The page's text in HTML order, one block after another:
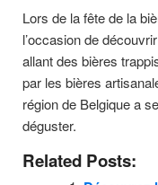
Lors de la fête de la
l’occasion de
allant des bières
par les bières
région de Belgique a
déguster.
Related Posts: